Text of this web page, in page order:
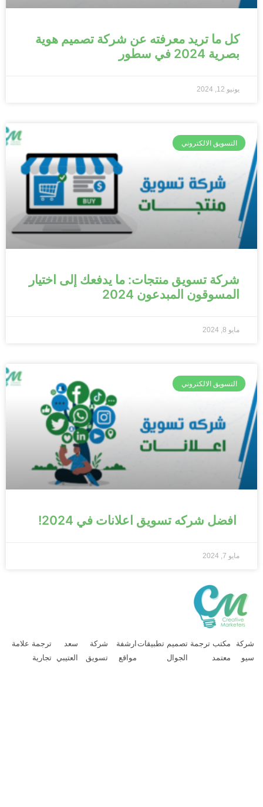
كل ما تريد معرفته عن شركة تصميم هوية
بصرية 2024 في سطور
يونيو 12, 2024
التسويق الالكتروني
شركة تسويق منتجات: ما يدفعك إلى اختيار
المسوقون المبدعون 2024
مايو 8, 2024
التسويق الالكتروني
افضل شركه تسويق اعلانات في 2024!
مايو 7, 2024
مكتب ترجمة
معتمد
تصميم تطبيقات
الجوال
ارشفة
مواقع
شركة
تسويق
سعد
العتيبي
ترجمة علامة
تجارية